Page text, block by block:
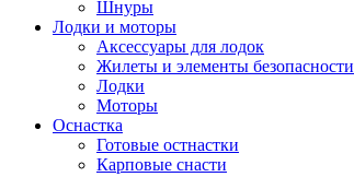
Шнуры
Лодки и моторы
Аксессуары для лодок
Жилеты и элементы безопасности
Лодки
Моторы
Оснастка
Готовые остнастки
Карповые снасти